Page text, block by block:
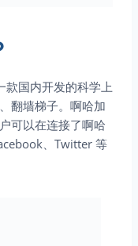
款国内开发的科学上
翻墙梯子。啊哈加
可以在连接了啊哈
、Twitter 等